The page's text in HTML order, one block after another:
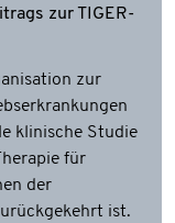
zur TIGER-
zur
klinische Studie
für
der
ist.